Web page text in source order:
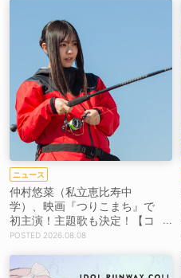
ニュース
仲村悠菜（私立恵比寿中
学）、映画『つりこまち』で
初主演！主題歌も決定！【コ
メントあり】
2026.08.08